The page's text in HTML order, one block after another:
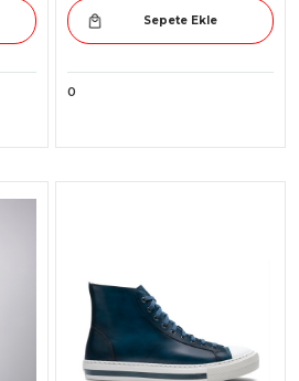
Sepete Ekle
0